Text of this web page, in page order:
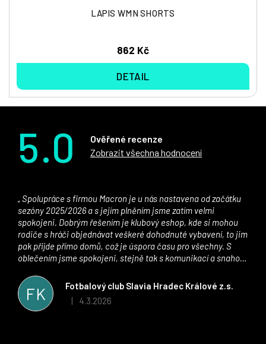
LAPIS WMN SHORTS
862 Kč
DETAIL
5.0
Ověřené recenze
Zobrazit všechna hodnocení
FK
Fotbalový club Slavia Hradec Králové z.s.
Hodnocení obchodu je 5 z 5 hvězdiček.
| 4.3.2026
sezóny 2025/2026 a s jejím plněním jsme zatím velmi
spokojeni. Dobrým řešením je klubový eshop, kde si mohou
rodiče s hráči objednávat veškeré dohodnuté vybavení, to jim
pak přijde přímo domů, což je úspora času pro všechny. S
oblečením jsme spokojeni, stejně tak s komunikací a snahou
stran. Věříme, že v tomto duchu bude spolupráce pokračovat
i nadále, nyní už začínáme řešit i první sady dresů ;)